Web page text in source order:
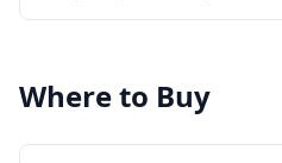
Where to Buy